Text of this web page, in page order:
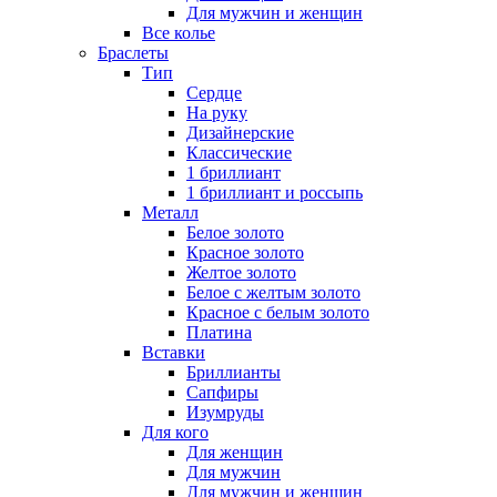
Для мужчин и женщин
Все колье
Браслеты
Тип
Сердце
На руку
Дизайнерские
Классические
1 бриллиант
1 бриллиант и россыпь
Металл
Белое золото
Красное золото
Желтое золото
Белое с желтым золото
Красное с белым золото
Платина
Вставки
Бриллианты
Сапфиры
Изумруды
Для кого
Для женщин
Для мужчин
Для мужчин и женщин